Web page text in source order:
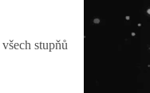
stupňů